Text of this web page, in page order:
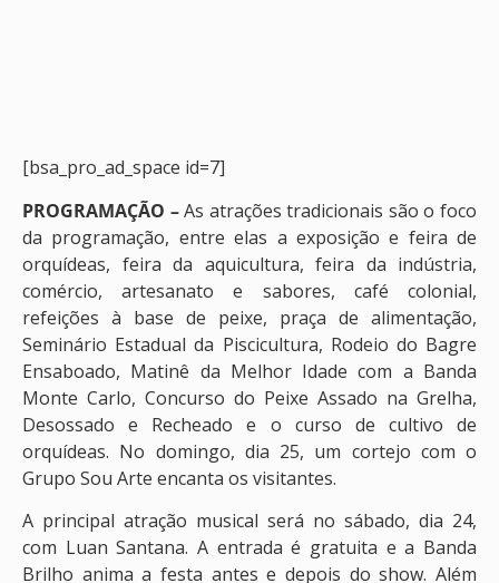
[bsa_pro_ad_space id=7]
PROGRAMAÇÃO –As atrações tradicionais são o foco
da programação, entre elas a exposição e feira de
orquídeas, feira da aquicultura, feira da indústria,
comércio, artesanato e sabores, café colonial,
refeições à base de peixe, praça de alimentação,
Seminário Estadual da Piscicultura, Rodeio do Bagre
Ensaboado, Matinê da Melhor Idade com a Banda
Monte Carlo, Concurso do Peixe Assado na Grelha,
Desossado e Recheado e o curso de cultivo de
orquídeas. No domingo, dia 25, um cortejo com o
Grupo Sou Arte encanta os visitantes.
A principal atração musical será no sábado, dia 24,
com Luan Santana. A entrada é gratuita e a Banda
Brilho anima a festa antes e depois do show. Além